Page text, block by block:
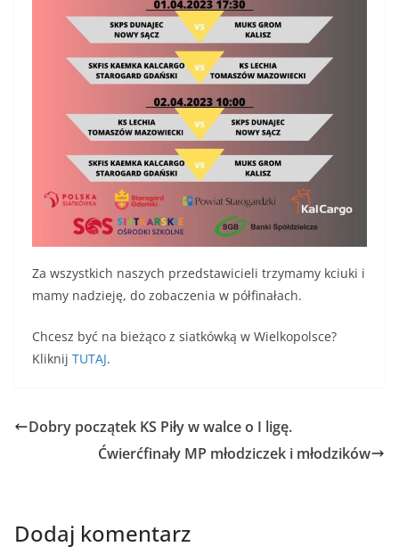
Za wszystkich naszych przedstawicieli trzymamy kciuki i
mamy nadzieję, do zobaczenia w półfinałach.
Chcesz być na bieżąco z siatkówką w Wielkopolsce?
Kliknij TUTAJ.
Dobry początek KS Piły w walce o I ligę.
Ćwierćfinały MP młodziczek i młodzików
Dodaj komentarz